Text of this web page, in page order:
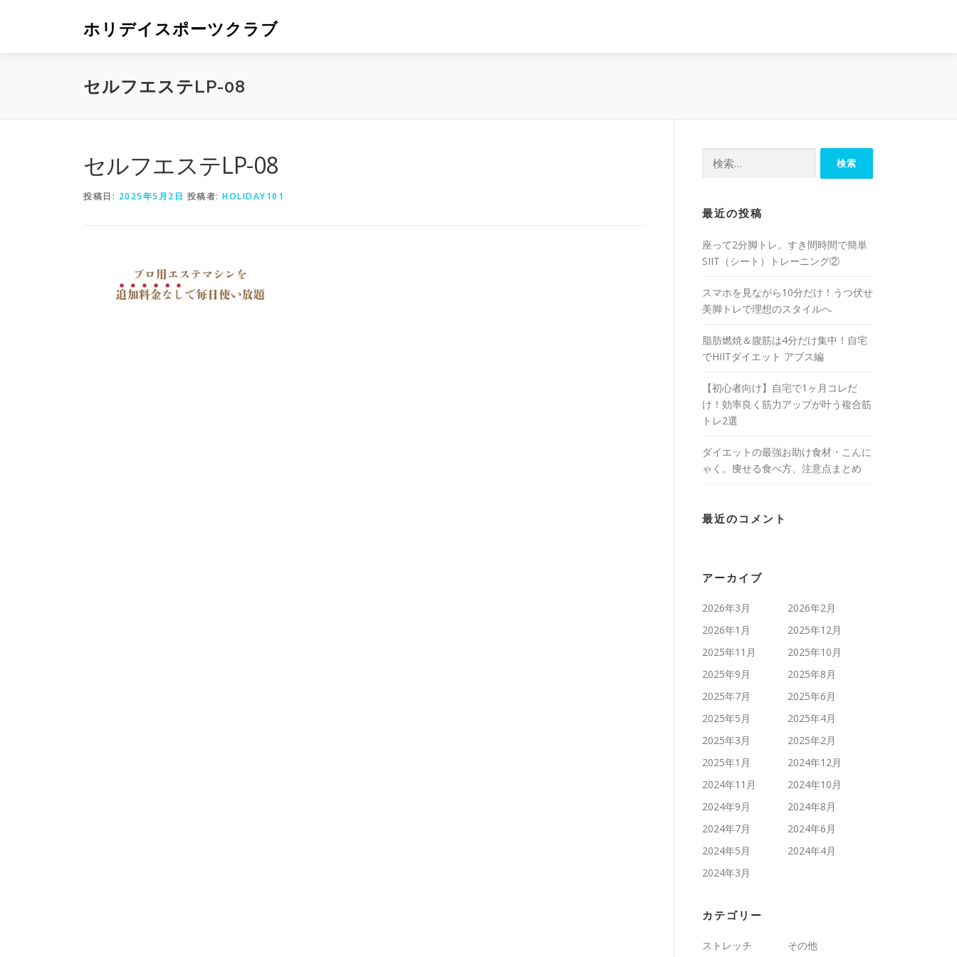
ホリデイスポーツクラブ
セルフエステLP-08
セルフエステLP-08
投稿日: 2025年5月2日 投稿者: HOLIDAY101
最近の投稿
座って2分脚トレ。すき間時間で簡単
SIIT（シート）トレーニング②
スマホを見ながら10分だけ！うつ伏せ
美脚トレで理想のスタイルへ
脂肪燃焼＆腹筋は4分だけ集中！自宅
でHIITダイエット アブス編
【初心者向け】自宅で1ヶ月コレだ
け！効率良く筋力アップが叶う複合筋
トレ2選
ダイエットの最強お助け食材・こんに
ゃく。痩せる食べ方、注意点まとめ
最近のコメント
アーカイブ
2026年3月
2026年2月
2026年1月
2025年12月
2025年11月
2025年10月
2025年9月
2025年8月
2025年7月
2025年6月
2025年5月
2025年4月
2025年3月
2025年2月
2025年1月
2024年12月
2024年11月
2024年10月
2024年9月
2024年8月
2024年7月
2024年6月
2024年5月
2024年4月
2024年3月
カテゴリー
ストレッチ その他